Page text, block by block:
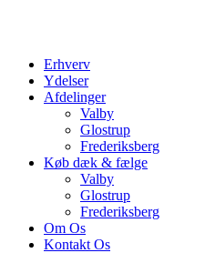
Erhverv
Ydelser
Afdelinger
Valby
Glostrup
Frederiksberg
Køb dæk & fælge
Valby
Glostrup
Frederiksberg
Om Os
Kontakt Os